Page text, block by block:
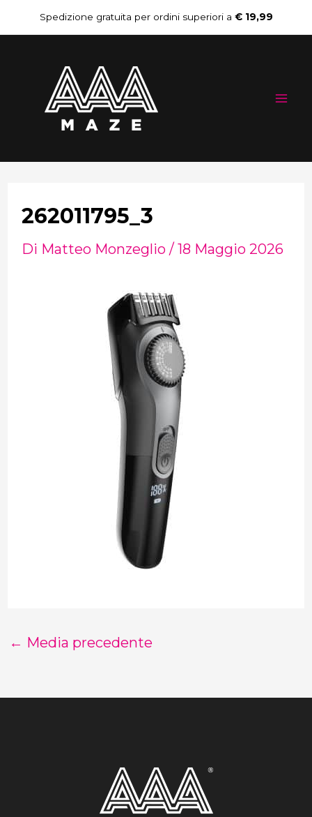
al
contenuto
Spedizione gratuita per ordini superiori a € 19,99
262011795_3
Di Matteo Monzeglio / 18 Maggio 2026
Navigazione
articoli
← Media precedente